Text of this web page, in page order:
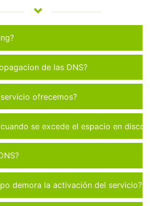
de las DNS?
ofrecemos?
se excede el espacio en disco
demora la activación del servicio?